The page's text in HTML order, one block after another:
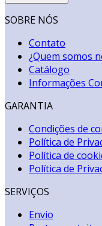
SOBRE NÓS
Contato
¿Quem somos
Catálogo
Informações
GARANTIA
Condições de
Política de
Política de
Política de
SERVIÇOS
Envio